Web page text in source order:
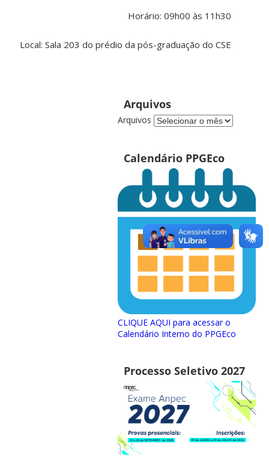
Horário: 09h00 às 11h30
Local: Sala 203 do prédio da pós-graduação do CSE
Arquivos
Arquivos
Calendário PPGEco
CLIQUE AQUI para acessar o
Calendário Interno do PPGEco
Processo Seletivo 2027